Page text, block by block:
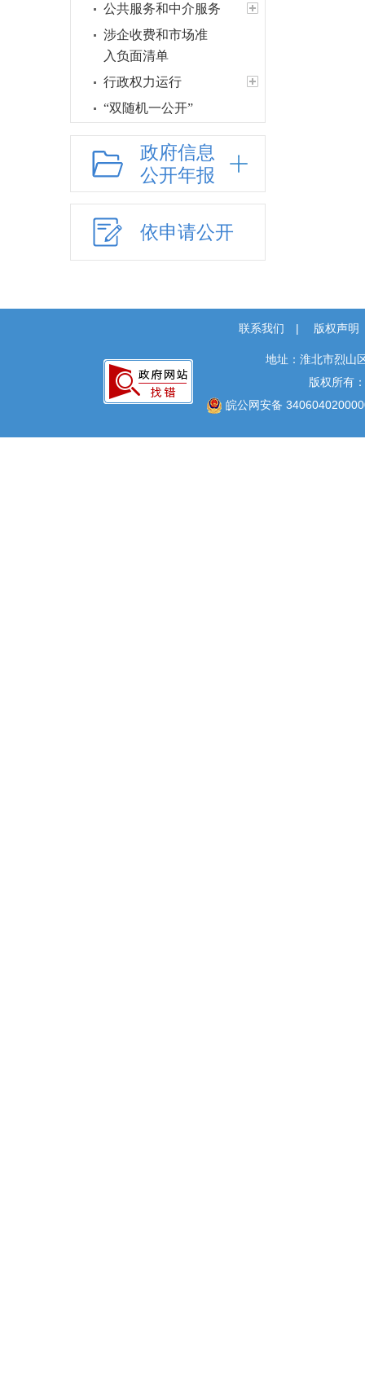
公共服务和中介服务
涉企收费和市场准
入负面清单
行政权力运行
“双随机一公开”
网上政务服务
招标采购
新闻发布
本级政策解读
回应关切
展规划
重大建设项目批准
重大建设项目全生
政府信息
公开年报
依申请公开
联系我们 | 版权声明
地址：淮北市烈山
版权所有
皖公网安备